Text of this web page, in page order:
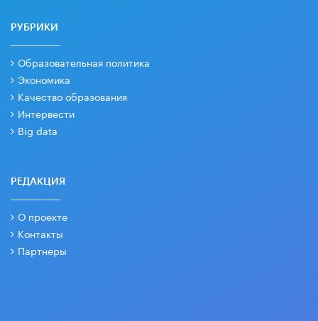
РУБРИКИ
Образовательная политика
Экономика
Качество образования
Интервести
Big data
РЕДАКЦИЯ
О проекте
Контакты
Партнеры